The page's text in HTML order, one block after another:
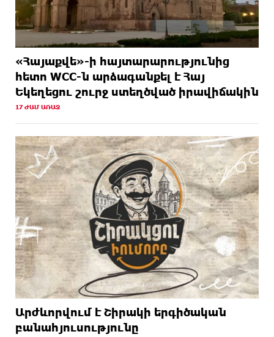
«Հայաքվե»-ի հայտարարությունից
հետո WCC-ն արձագանքել է Հայ
Եկեղեցու շուրջ ստեղծված իրավիճակին
17 ԺԱՄ ԱՌԱՋ
Արժևորվում է Շիրակի երգիծական
բանահյուսությունը